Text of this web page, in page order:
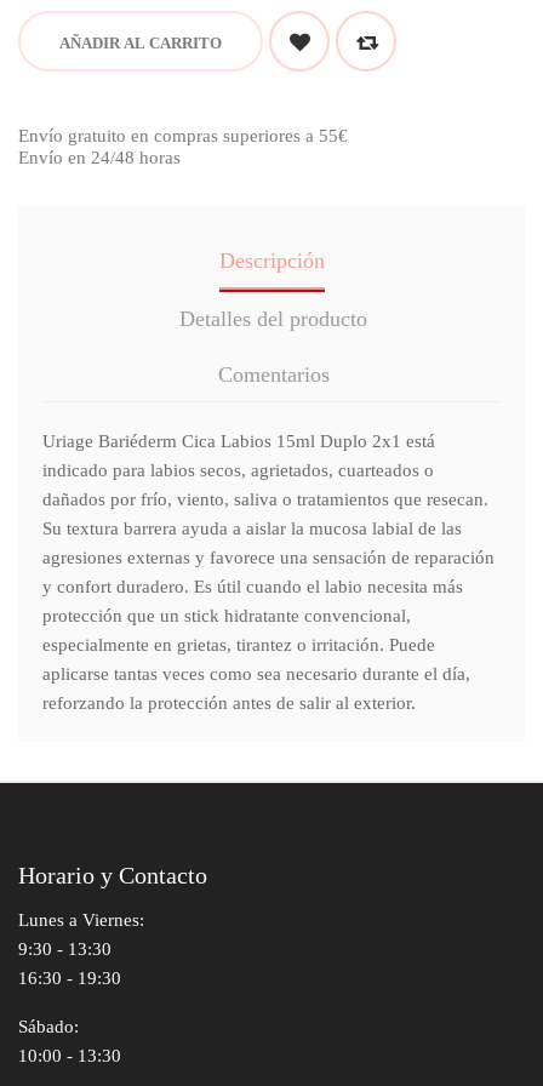
AÑADIR AL CARRITO
Envío gratuito en compras superiores a 55€
Envío en 24/48 horas
Descripción
Detalles del producto
Comentarios
Uriage Bariéderm Cica Labios 15ml Duplo 2x1 está
indicado para labios secos, agrietados, cuarteados o
dañados por frío, viento, saliva o tratamientos que resecan.
Su textura barrera ayuda a aislar la mucosa labial de las
agresiones externas y favorece una sensación de reparación
y confort duradero. Es útil cuando el labio necesita más
protección que un stick hidratante convencional,
especialmente en grietas, tirantez o irritación. Puede
aplicarse tantas veces como sea necesario durante el día,
reforzando la protección antes de salir al exterior.
Horario y Contacto
Lunes a Viernes:
9:30 - 13:30
16:30 - 19:30
Sábado:
10:00 - 13:30